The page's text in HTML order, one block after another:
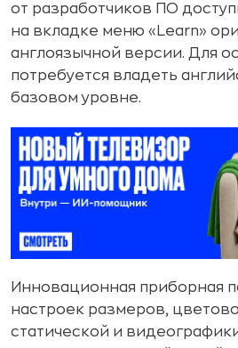
от разработчиков ПО
на вкладке меню «Learn»
англоязычной версии. Для
потребуется владеть
базовом уровне.
Инновационная приборная
настроек размеров,
статической и